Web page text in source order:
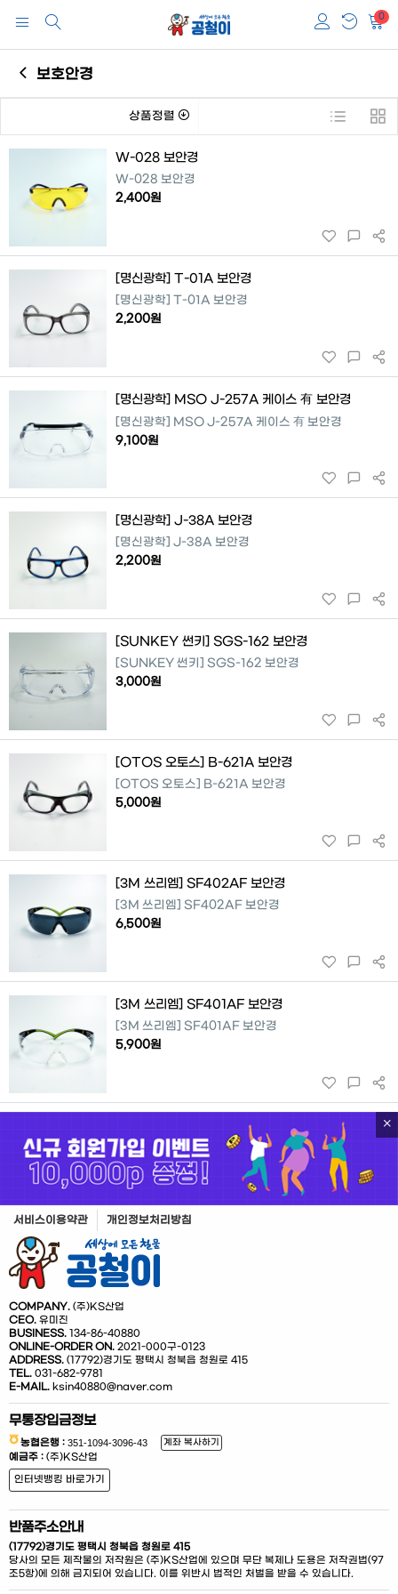
0
보호안경
상품정렬
W-028 보안경
W-028 보안경
2,400원
[명신광학] T-01A 보안경
[명신광학] T-01A 보안경
2,200원
[명신광학] MSO J-257A 케이스 有 보안경
[명신광학] MSO J-257A 케이스 有 보안경
9,100원
[명신광학] J-38A 보안경
[명신광학] J-38A 보안경
2,200원
[SUNKEY 썬키] SGS-162 보안경
[SUNKEY 썬키] SGS-162 보안경
3,000원
[OTOS 오토스] B-621A 보안경
[OTOS 오토스] B-621A 보안경
5,000원
[3M 쓰리엠] SF402AF 보안경
[3M 쓰리엠] SF402AF 보안경
6,500원
[3M 쓰리엠] SF401AF 보안경
[3M 쓰리엠] SF401AF 보안경
5,900원
서비스이용약관 개인정보처리방침
COMPANY. (주)KS산업
CEO. 유미진
BUSINESS. 134-86-40880
ONLINE-ORDER ON. 2021-000구-0123
ADDRESS. (17792)경기도 평택시 청북읍 청원로 415
TEL. 031-682-9781
E-MAIL. ksin40880@naver.com
무통장입금정보
농협은행 : 계좌 복사하기
예금주 : (주)KS산업
인터넷뱅킹 바로가기
반품주소안내
(17792)경기도 평택시 청북읍 청원로 415
당사의 모든 제작물의 저작원은 (주)KS산업에 있으며 무단 복제나 도용은 저작권법(97
조5항)에 의해 금지되어 있습니다. 이를 위반시 법적인 처벌을 받을 수 있습니다.